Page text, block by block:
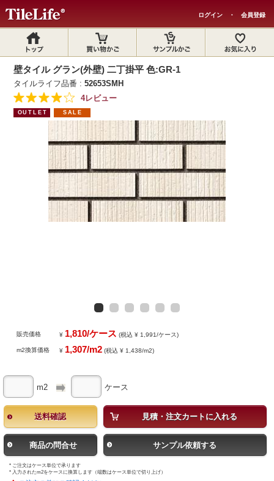
ログイン ・ 会員登録
壁タイル グラン(外壁) 二丁掛平 色:GR-1
タイルライフ品番 :52653SMH
4レビュー
OUTLET SALE
販売価格 ¥ 1,810/ケース (税込 ¥ 1,991/ケース)
m2換算価格 ¥ 1,307/m2 (税込 ¥ 1,438/m2)
m2 ケース
送料確認 見積・注文カートに入れる
商品の問合せ サンプル依頼する
* ご注文はケース単位で承ります
* 入力されたm2をケースに換算します（端数はケース単位で切り上げ）